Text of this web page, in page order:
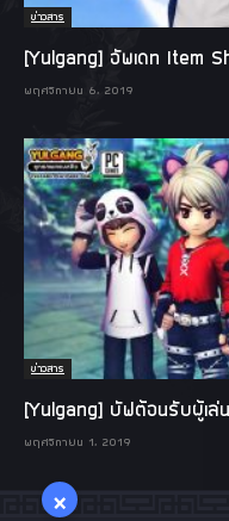
ข่าวสาร
[Yulgang] อัพเดท Item
พฤศจิกายน 6, 2019
ข่าวสาร
[Yulgang] บัฟต้อนรับผู้เล่
พฤศจิกายน 1, 2019
×